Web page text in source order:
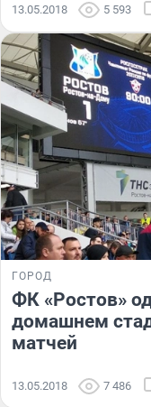
13.05.2018 5 593
ГОРОД
ФК «Ростов»
домашнем
матчей
13.05.2018 7 486